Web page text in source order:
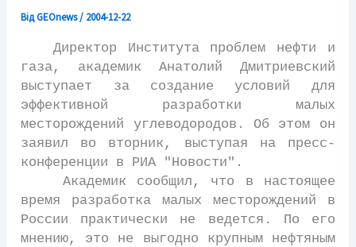
ВідGEOnews/ 2004-12-22
Директор Института проблем нефти и
газа, академик Анатолий Дмитриевский
выступает за создание условий для
эффективной разработки малых
месторождений углеводородов. Об этом он
заявил во вторник, выступая на пресс-
конференции в РИА "Новости".
Академик сообщил, что в настоящее
время разработка малых месторождений в
России практически не ведется. По его
мнению, это не выгодно крупным нефтяным